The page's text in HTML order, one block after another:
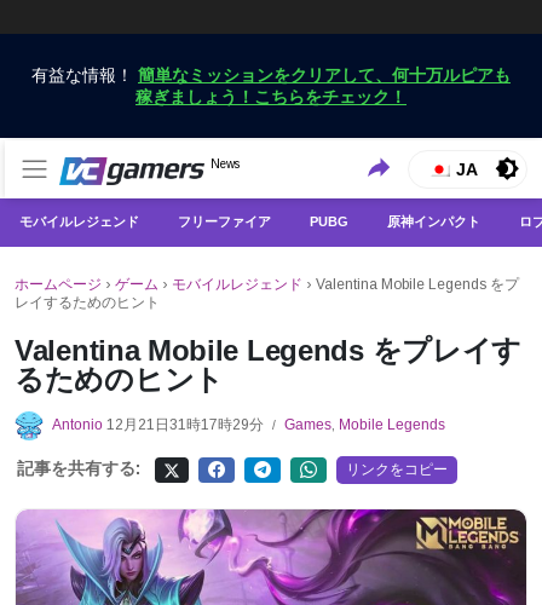
有益な情報！ 簡単なミッションをクリアして、何十万ルピアも
稼ぎましょう！こちらをチェック！
VCGamers ニュース
News
VCGamersだけで最新のゲームニュースを入手
JA
モバイルレジェンド フリーファイア PUBG 原神インパクト ロ
ホームページ › ゲーム › モバイルレジェンド › Valentina Mobile Legends をプ
レイするためのヒント
Valentina Mobile Legends をプレイす
るためのヒント
Antonio 12月21日31時17時29分 / Games, Mobile Legends
記事を共有する: リンクをコピー